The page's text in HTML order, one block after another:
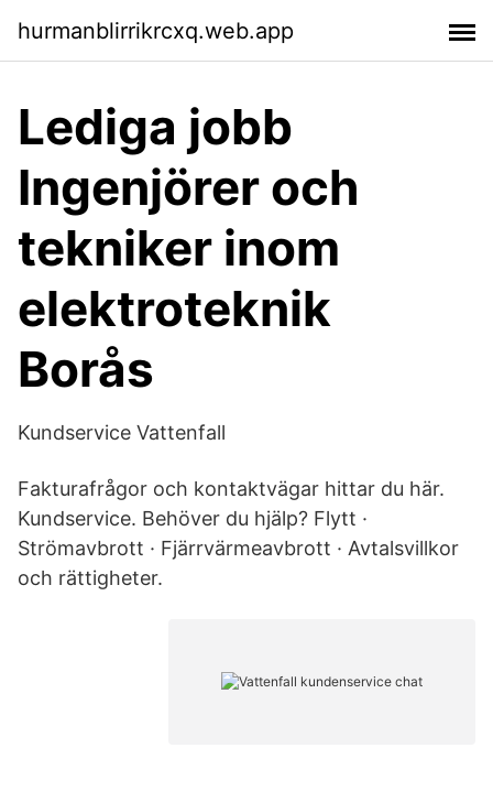
hurmanblirrikrcxq.web.app
Lediga jobb
Ingenjörer och
tekniker inom
elektroteknik
Borås
Kundservice Vattenfall
Fakturafrågor och kontaktvägar hittar du här.
Kundservice. Behöver du hjälp? Flytt ·
Strömavbrott · Fjärrvärmeavbrott · Avtalsvillkor
och rättigheter.